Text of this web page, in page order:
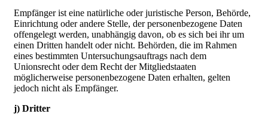
Empfänger ist eine natürliche oder juristische Person, Behörde,
Einrichtung oder andere Stelle, der personenbezogene Daten
offengelegt werden, unabhängig davon, ob es sich bei ihr um
einen Dritten handelt oder nicht. Behörden, die im Rahmen
eines bestimmten Untersuchungsauftrags nach dem
Unionsrecht oder dem Recht der Mitgliedstaaten
möglicherweise personenbezogene Daten erhalten, gelten
jedoch nicht als Empfänger.
j) Dritter